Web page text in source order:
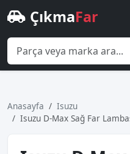
ÇıkmaFar
Anasayfa
Isuzu
Isuzu D-Max Sağ Far